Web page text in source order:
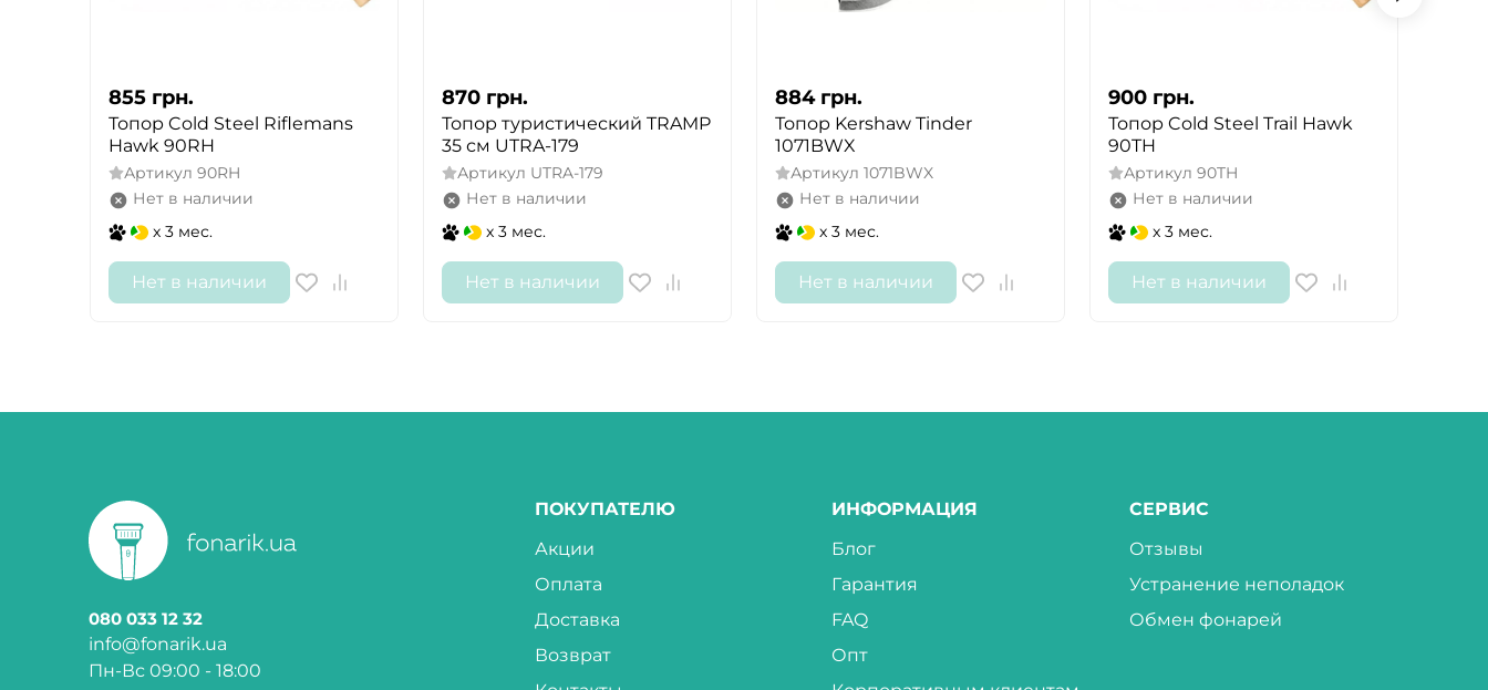
855 грн.
Топор Cold Steel Riflemans
Hawk 90RH
Артикул 90RH
Нет в наличии
x 3 мес.
Нет в наличии
870 грн.
Топор туристический TRAMP
35 см UTRA-179
Артикул UTRA-179
Нет в наличии
x 3 мес.
Нет в наличии
884 грн.
Топор Kershaw Tinder
1071BWX
Артикул 1071BWX
Нет в наличии
x 3 мес.
Нет в наличии
900 грн.
Топор Cold Steel Trail Hawk
90TH
Артикул 90TH
Нет в наличии
x 3 мес.
Нет в наличии
080 033 12 32
info@fonarik.ua
Пн-Вс 09:00 - 18:00
ПОКУПАТЕЛЮ
Акции
Оплата
Доставка
Возврат
ИНФОРМАЦИЯ
Блог
Гарантия
FAQ
Опт
СЕРВИС
Отзывы
Устранение неполадок
Обмен фонарей